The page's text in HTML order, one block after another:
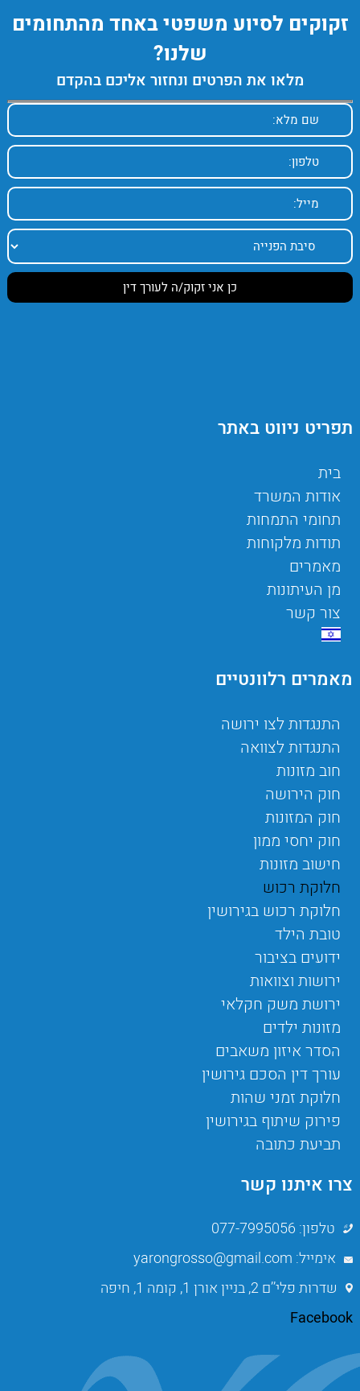
זקוקים לסיוע משפטי באחד מהתחומים
שלנו?
מלאו את הפרטים ונחזור אליכם בהקדם
תפריט ניווט באתר
בית
אודות המשרד
תחומי התמחות
תודות מלקוחות
מאמרים
מן העיתונות
צור קשר
מאמרים רלוונטיים
התנגדות לצו ירושה
התנגדות לצוואה
חוב מזונות
חוק הירושה
חוק המזונות
חוק יחסי ממון
חישוב מזונות
חלוקת רכוש
חלוקת רכוש בגירושין
טובת הילד
ידועים בציבור
ירושות וצוואות
ירושת משק חקלאי
מזונות ילדים
הסדר איזון משאבים
עורך דין הסכם גירושין
חלוקת זמני שהות
פירוק שיתוף בגירושין
תביעת כתובה
צרו איתנו קשר
טלפון: 077-7995056
אימייל: yarongrosso@gmail.com
שדרות פלי’’ם 2, בניין אורן 1, קומה 1, חיפה
Facebook